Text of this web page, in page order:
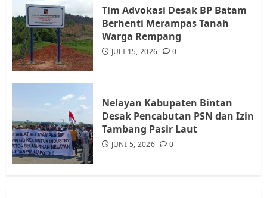
Tim Advokasi Desak BP Batam
Berhenti Merampas Tanah
Warga Rempang
JULI 15, 2026 0
Nelayan Kabupaten Bintan
Desak Pencabutan PSN dan Izin
Tambang Pasir Laut
JUNI 5, 2026 0
4
Resahkan Warga
JULI 17, 2026 0
5
JULI 15, 2026 0